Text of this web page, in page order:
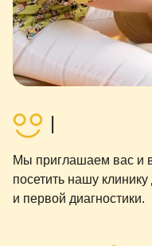
|
Мы приглашаем вас и
посетить нашу
и первой диагностики.